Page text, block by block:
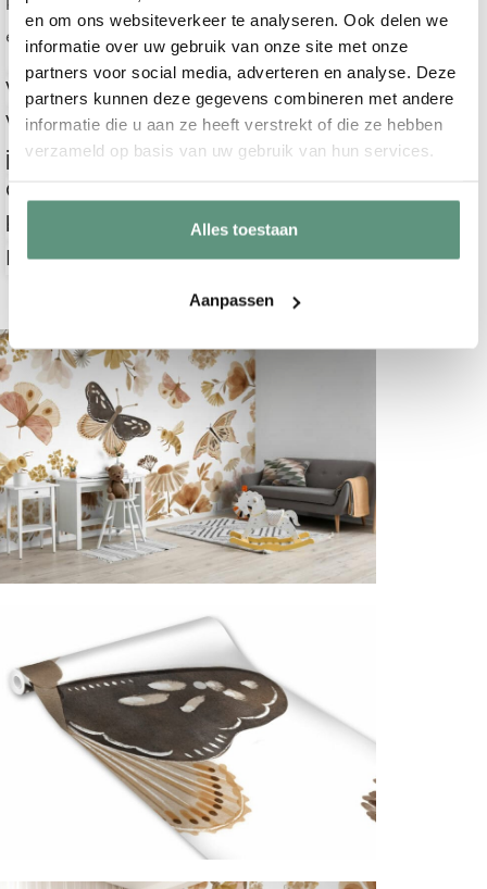
en om ons websiteverkeer te analyseren. Ook delen we
informatie over uw gebruik van onze site met onze
partners voor social media, adverteren en analyse. Deze
partners kunnen deze gegevens combineren met andere
informatie die u aan ze heeft verstrekt of die ze hebben
verzameld op basis van uw gebruik van hun services.
Alles toestaan
Aanpassen
elementen meestal niet.
Welke behanglijm raden jullie aan?
Wat voor soort behang gebruiken
jullie?
Op welke ondergrond kan ik het beste
Is het behang makkelijk te plakken?